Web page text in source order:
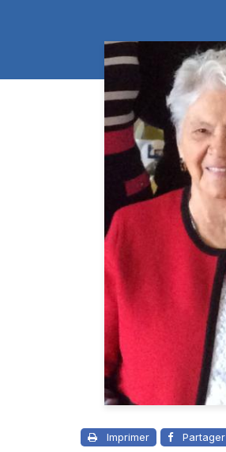
Imprimer Partager